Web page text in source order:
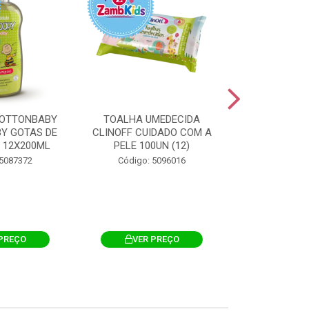
GOTAS DE
TOALHA UMEDECIDA
CLINOFF CUIDADO COM A
PELE 100UN (12)
Código: 5096016
VER PREÇO